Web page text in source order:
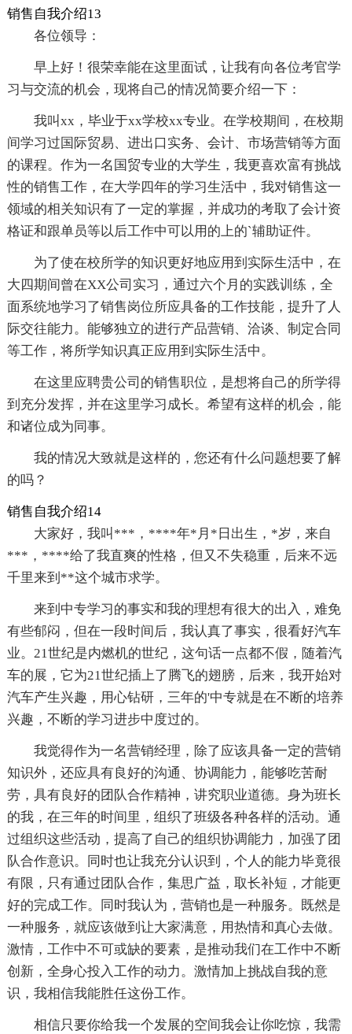
销售自我介绍13
各位领导：
早上好！很荣幸能在这里面试，让我有向各位考官学
习与交流的机会，现将自己的情况简要介绍一下：
我叫xx，毕业于xx学校xx专业。在学校期间，在校期
间学习过国际贸易、进出口实务、会计、市场营销等方面
的课程。作为一名国贸专业的大学生，我更喜欢富有挑战
性的销售工作，在大学四年的学习生活中，我对销售这一
领域的相关知识有了一定的掌握，并成功的考取了会计资
格证和跟单员等以后工作中可以用的上的`辅助证件。
为了使在校所学的知识更好地应用到实际生活中，在
大四期间曾在XX公司实习，通过六个月的实践训练，全
面系统地学习了销售岗位所应具备的工作技能，提升了人
际交往能力。能够独立的进行产品营销、洽谈、制定合同
等工作，将所学知识真正应用到实际生活中。
在这里应聘贵公司的销售职位，是想将自己的所学得
到充分发挥，并在这里学习成长。希望有这样的机会，能
和诸位成为同事。
我的情况大致就是这样的，您还有什么问题想要了解
的吗？
销售自我介绍14
大家好，我叫***，****年*月*日出生，*岁，来自
***，****给了我直爽的性格，但又不失稳重，后来不远
千里来到**这个城市求学。
来到中专学习的事实和我的理想有很大的出入，难免
有些郁闷，但在一段时间后，我认真了事实，很看好汽车
业。21世纪是内燃机的世纪，这句话一点都不假，随着汽
车的展，它为21世纪插上了腾飞的翅膀，后来，我开始对
汽车产生兴趣，用心钻研，三年的'中专就是在不断的培养
兴趣，不断的学习进步中度过的。
我觉得作为一名营销经理，除了应该具备一定的营销
知识外，还应具有良好的沟通、协调能力，能够吃苦耐
劳，具有良好的团队合作精神，讲究职业道德。身为班长
的我，在三年的时间里，组织了班级各种各样的活动。通
过组织这些活动，提高了自己的组织协调能力，加强了团
队合作意识。同时也让我充分认识到，个人的能力毕竟很
有限，只有通过团队合作，集思广益，取长补短，才能更
好的完成工作。同时我认为，营销也是一种服务。既然是
一种服务，就应该做到让大家满意，用热情和真心去做。
激情，工作中不可或缺的要素，是推动我们在工作中不断
创新，全身心投入工作的动力。激情加上挑战自我的意
识，我相信我能胜任这份工作。
相信只要你给我一个发展的空间我会让你吃惊，我需